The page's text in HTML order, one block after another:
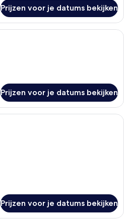
Prijzen voor je datums bekijken
Een hotelkamer met een bed, een
Prijzen voor je datums bekijken
Een hotelkamer met een bed, een
Prijzen voor je datums bekijken